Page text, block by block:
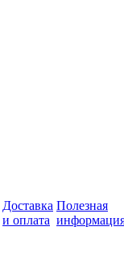
Доставка
и оплата
Полезная